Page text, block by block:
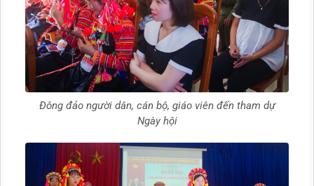
Đông đảo người dân, cán bộ, giáo viên đến tham dự
Ngày hội